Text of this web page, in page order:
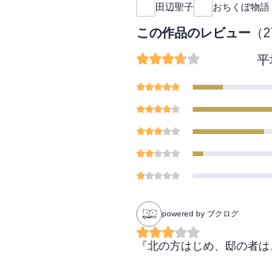
田辺聖子 おちくぼ物語
この作品のレビュー （
平
powered by ブクログ
『北の方はじめ、邸の者